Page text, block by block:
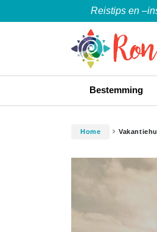
Reistips en
Bestemming
Home